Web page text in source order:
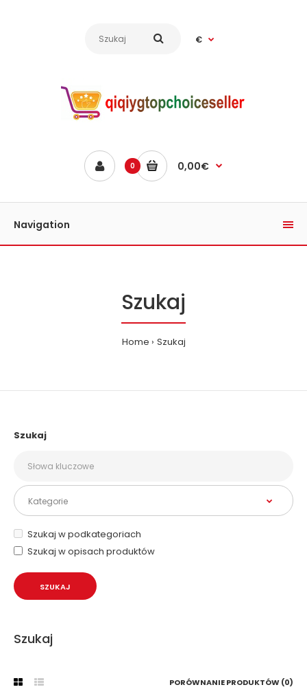
€
0 0,00€
Navigation
Szukaj
Home Szukaj
Szukaj
Szukaj w podkategoriach
Szukaj w opisach produktów
Szukaj
PORÓWNANIE PRODUKTÓW (0)